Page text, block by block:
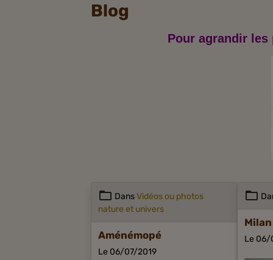
Blog
Pour agrandir
DansVidéos ou photos
nature et univers
Aménémopé
Le 06/07/2019
Le 06/